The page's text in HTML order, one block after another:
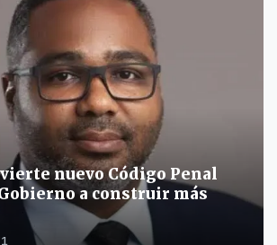
nuevo Código Penal
a construir más